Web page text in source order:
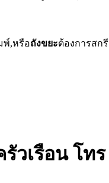
พ์,หรือถังขยะต้องการสก
วเรือน โทร